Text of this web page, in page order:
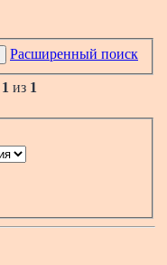
Расширенный поиск
1 из 1